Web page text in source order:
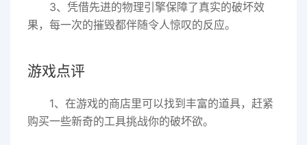
3、凭借先进的物理引擎保障了真实的破坏效
果，每一次的摧毁都伴随令人惊叹的反应。
游戏点评
1、在游戏的商店里可以找到丰富的道具，赶紧
购买一些新奇的工具挑战你的破坏欲。